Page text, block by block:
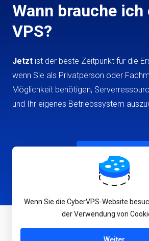
Wann brauche ich
VPS?
Jetzt ist der beste Zeitpunkt für die
wenn Sie als Privatperson oder
Möglichkeit benötigen,
und Ihr eigenes Betriebssystem
VPS Erstellen
Wenn Sie die CyberVPS-Website
der Verwendung von